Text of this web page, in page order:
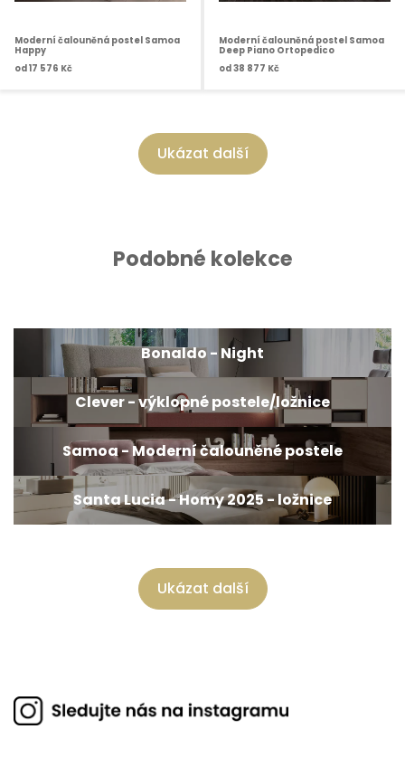
Moderní čalouněná postel Samoa
Happy
od 17 576 Kč
Moderní čalouněná postel Samoa
Deep Piano Ortopedico
od 38 877 Kč
Ukázat další
Podobné kolekce
Bonaldo - Night
Clever - výklopné postele/ložnice
Samoa - Moderní čalouněné postele
Santa Lucia - Homy 2025 - ložnice
Ukázat další